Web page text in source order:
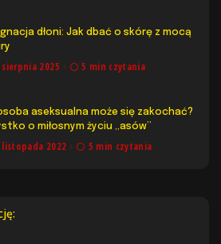
dłoni: Jak dbać o skórę z mocą
sierpnia 2025 5 min czytania
aseksualna może się zakochać?
o miłosnym życiu „asów”
listopada 2022 5 min czytania